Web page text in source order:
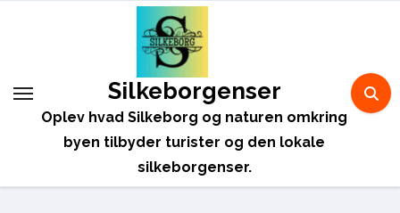
Silkeborgenser
Oplev hvad Silkeborg og naturen omkring
byen tilbyder turister og den lokale
silkeborgenser.